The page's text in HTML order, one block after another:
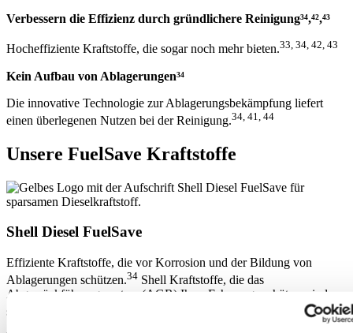
Verbessern die Effizienz durch gründlichere Reinigung³⁴,⁴²,⁴³
Hocheffiziente Kraftstoffe, die sogar noch mehr bieten.33, 34, 42, 43
Kein Aufbau von Ablagerungen³⁴
Die innovative Technologie zur Ablagerungsbekämpfung liefert
einen überlegenen Nutzen bei der Reinigung.34, 41, 44
Unsere FuelSave Kraftstoffe
Shell Diesel FuelSave
Effiziente Kraftstoffe, die vor Korrosion und der Bildung von
Ablagerungen schützen.34 Shell Kraftstoffe, die das
Abgasrückführungssystem (AGR) Ihres Fahrzeugs schützen, indem
sie es sauber halten.